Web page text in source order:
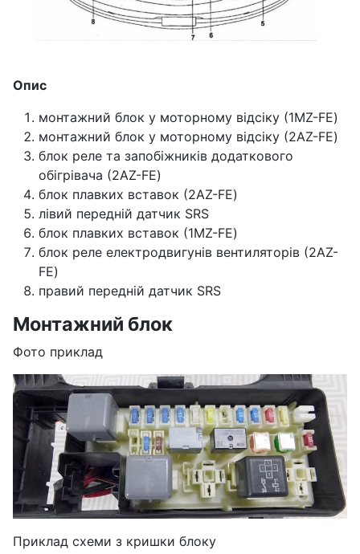
Опис
монтажний блок у моторному відсіку (1MZ-FE)
монтажний блок у моторному відсіку (2AZ-FE)
блок реле та запобіжників додаткового
обігрівача (2AZ-FE)
блок плавких вставок (2AZ-FE)
лівий передній датчик SRS
блок плавких вставок (1MZ-FE)
блок реле електродвигунів вентиляторів (2AZ-
FE)
правий передній датчик SRS
Монтажний блок
Фото приклад
Приклад схеми з кришки блоку